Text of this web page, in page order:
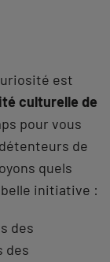
est
culturelle de
pour vous
de
quels
initiative :
des
des